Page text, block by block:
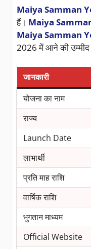
Maiya Samman
हैं। Maiya
Maiya Samman
2026 में आने की उम्मीद
जानकारी
योजना का नाम
राज्य
Launch Date
लाभार्थी
प्रति माह राशि
वार्षिक राशि
भुगतान माध्यम
Official Website